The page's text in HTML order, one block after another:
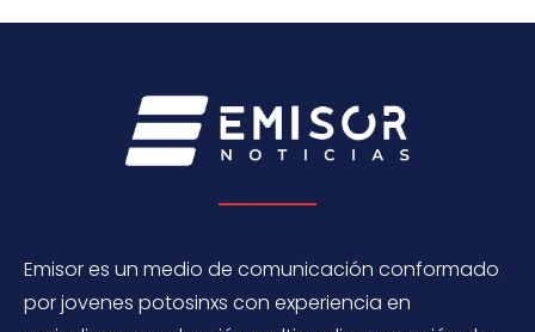
Emisor es un medio de comunicación conformado
por jovenes potosinxs con experiencia en